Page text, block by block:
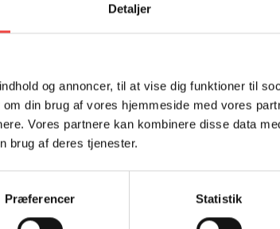
Detaljer
og annoncer, til at vise dig funktioner til
din brug af vores hjemmeside med vores
Vores partnere kan kombinere disse data
brug af deres tjenester.
Præferencer Statistik
SKOLE, ELEVER OG
mellem skolen, eksterne partnere og
ser flere interessante perspektiver i projektet: